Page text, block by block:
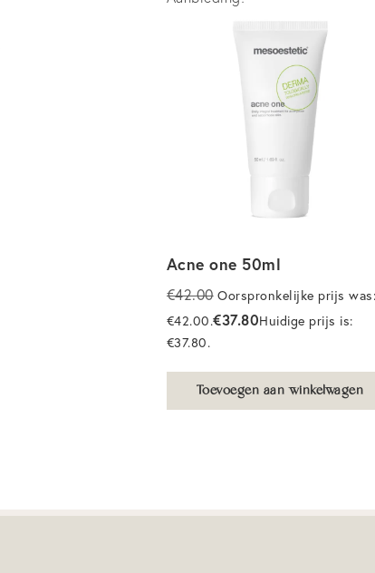
Acne one 50ml
€42.00 Oorspronkelijke prijs was:
€42.00.€37.80Huidige prijs is:
€37.80.
Toevoegen aan winkelwagen